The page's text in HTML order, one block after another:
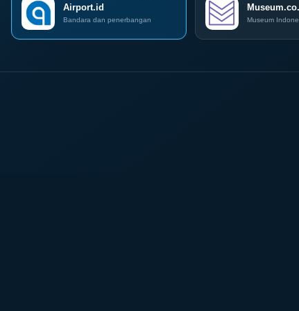
IOG
e-
Commerce
Convex
Airport.id
Bandara dan penerbangan Museum